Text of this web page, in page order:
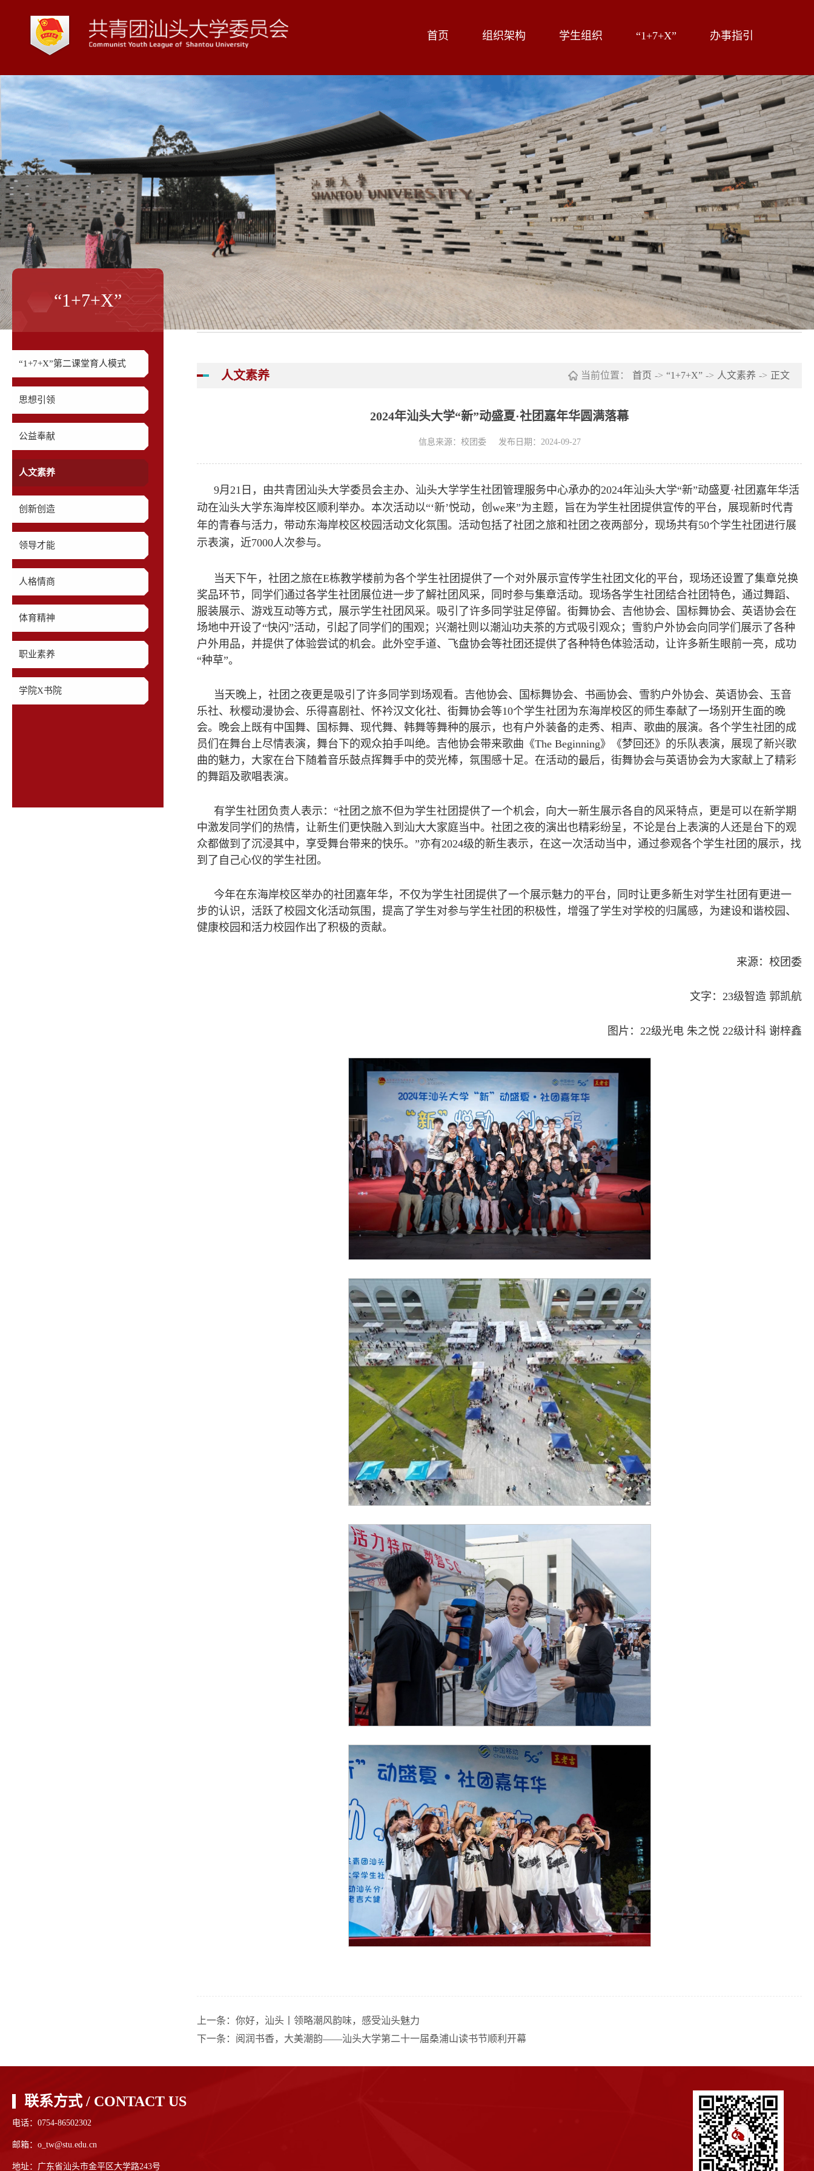
首页 组织架构 学生组织 “1+7+X” 办事指引
“1+7+X”
“1+7+X”第二课堂育人模式
思想引领
公益奉献
人文素养
创新创造
领导才能
人格情商
体育精神
职业素养
学院X书院
人文素养 当前位置： 首页 -> “1+7+X” -> 人文素养 -> 正文
2024年汕头大学“新”动盛夏·社团嘉年华圆满落幕
信息来源：校团委 发布日期：2024-09-27
9月21日，由共青团汕头大学委员会主办、汕头大学学生社团管理服务中心承办的2024年汕头大学“新”动盛夏·社团嘉年华活
动在汕头大学东海岸校区顺利举办。本次活动以“‘新’悦动，创we来”为主题，旨在为学生社团提供宣传的平台，展现新时代青
年的青春与活力，带动东海岸校区校园活动文化氛围。活动包括了社团之旅和社团之夜两部分，现场共有50个学生社团进行展
示表演，近7000人次参与。
当天下午，社团之旅在E栋教学楼前为各个学生社团提供了一个对外展示宣传学生社团文化的平台，现场还设置了集章兑换
奖品环节，同学们通过各学生社团展位进一步了解社团风采，同时参与集章活动。现场各学生社团结合社团特色，通过舞蹈、
服装展示、游戏互动等方式，展示学生社团风采。吸引了许多同学驻足停留。街舞协会、吉他协会、国标舞协会、英语协会在
场地中开设了“快闪”活动，引起了同学们的围观；兴潮社则以潮汕功夫茶的方式吸引观众；雪豹户外协会向同学们展示了各种
户外用品，并提供了体验尝试的机会。此外空手道、飞盘协会等社团还提供了各种特色体验活动，让许多新生眼前一亮，成功
“种草”。
当天晚上，社团之夜更是吸引了许多同学到场观看。吉他协会、国标舞协会、书画协会、雪豹户外协会、英语协会、玉音
乐社、秋樱动漫协会、乐得喜剧社、怀衿汉文化社、街舞协会等10个学生社团为东海岸校区的师生奉献了一场别开生面的晚
会。晚会上既有中国舞、国标舞、现代舞、韩舞等舞种的展示，也有户外装备的走秀、相声、歌曲的展演。各个学生社团的成
员们在舞台上尽情表演，舞台下的观众拍手叫绝。吉他协会带来歌曲《The Beginning》《梦回还》的乐队表演，展现了新兴歌
曲的魅力，大家在台下随着音乐鼓点挥舞手中的荧光棒，氛围感十足。在活动的最后，街舞协会与英语协会为大家献上了精彩
的舞蹈及歌唱表演。
有学生社团负责人表示：“社团之旅不但为学生社团提供了一个机会，向大一新生展示各自的风采特点，更是可以在新学期
中激发同学们的热情，让新生们更快融入到汕大大家庭当中。社团之夜的演出也精彩纷呈，不论是台上表演的人还是台下的观
众都做到了沉浸其中，享受舞台带来的快乐。”亦有2024级的新生表示，在这一次活动当中，通过参观各个学生社团的展示，找
到了自己心仪的学生社团。
今年在东海岸校区举办的社团嘉年华，不仅为学生社团提供了一个展示魅力的平台，同时让更多新生对学生社团有更进一
步的认识，活跃了校园文化活动氛围，提高了学生对参与学生社团的积极性，增强了学生对学校的归属感，为建设和谐校园、
健康校园和活力校园作出了积极的贡献。
来源：校团委
文字：23级智造 郭凯航
图片：22级光电 朱之悦 22级计科 谢梓鑫
上一条： 你好，汕头丨领略潮风韵味，感受汕头魅力
下一条： 阅润书香，大美潮韵——汕头大学第二十一届桑浦山读书节顺利开幕
联系方式 / CONTACT US
电话：0754-86502302
邮箱：o_tw@stu.edu.cn
地址：广东省汕头市金平区大学路243号